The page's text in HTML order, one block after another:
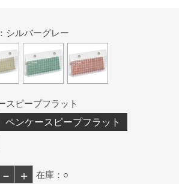
シルバーグレー
スピープフラット
ペンケースピープフラット
－ ＋
在庫：○